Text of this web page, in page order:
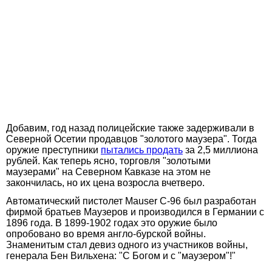
Добавим, год назад полицейские также задерживали в
Северной Осетии продавцов "золотого маузера". Тогда
оружие преступники пытались продать за 2,5 миллиона
рублей. Как теперь ясно, торговля "золотыми
маузерами" на Северном Кавказе на этом не
закончилась, но их цена возросла вчетверо.
Автоматический пистолет Mauser C-96 был разработан
фирмой братьев Маузеров и производился в Германии с
1896 года. В 1899-1902 годах это оружие было
опробовано во время англо-бурской войны.
Знаменитым стал девиз одного из участников войны,
генерала Бен Вильхена: "С Богом и с "маузером"!"